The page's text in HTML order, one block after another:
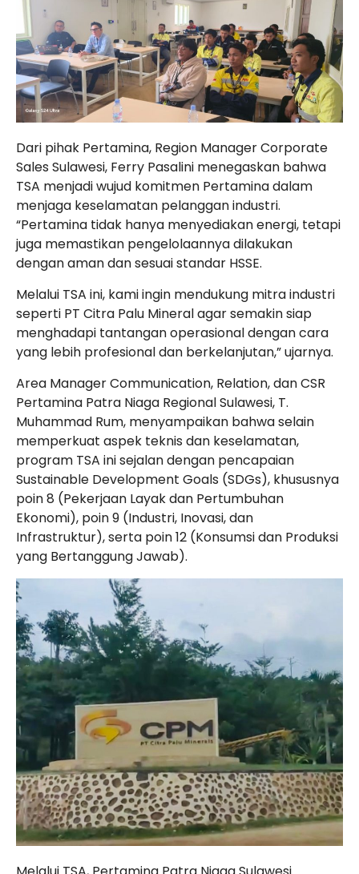
Dari pihak Pertamina, Region Manager Corporate
Sales Sulawesi, Ferry Pasalini menegaskan bahwa
TSA menjadi wujud komitmen Pertamina dalam
menjaga keselamatan pelanggan industri.
“Pertamina tidak hanya menyediakan energi, tetapi
juga memastikan pengelolaannya dilakukan
dengan aman dan sesuai standar HSSE.
Melalui TSA ini, kami ingin mendukung mitra industri
seperti PT Citra Palu Mineral agar semakin siap
menghadapi tantangan operasional dengan cara
yang lebih profesional dan berkelanjutan,” ujarnya.
Area Manager Communication, Relation, dan CSR
Pertamina Patra Niaga Regional Sulawesi, T.
Muhammad Rum, menyampaikan bahwa selain
memperkuat aspek teknis dan keselamatan,
program TSA ini sejalan dengan pencapaian
Sustainable Development Goals (SDGs), khususnya
poin 8 (Pekerjaan Layak dan Pertumbuhan
Ekonomi), poin 9 (Industri, Inovasi, dan
Infrastruktur), serta poin 12 (Konsumsi dan Produksi
yang Bertanggung Jawab).